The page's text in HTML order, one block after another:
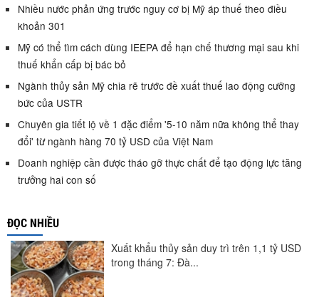
Nhiều nước phản ứng trước nguy cơ bị Mỹ áp thuế theo điều
khoản 301
Mỹ có thể tìm cách dùng IEEPA để hạn chế thương mại sau khi
thuế khẩn cấp bị bác bỏ
Ngành thủy sản Mỹ chia rẽ trước đề xuất thuế lao động cưỡng
bức của USTR
Chuyên gia tiết lộ về 1 đặc điểm '5-10 năm nữa không thể thay
đổi' từ ngành hàng 70 tỷ USD của Việt Nam
Doanh nghiệp cần được tháo gỡ thực chất để tạo động lực tăng
trưởng hai con số
ĐỌC NHIỀU
Xuất khẩu thủy sản duy trì trên 1,1 tỷ USD
trong tháng 7: Đà...